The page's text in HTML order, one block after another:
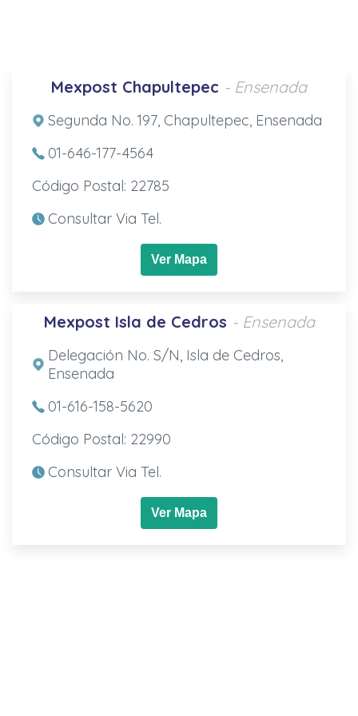
Mexpost Chapultepec - Ensenada
Segunda No. 197, Chapultepec, Ensenada
01-646-177-4564
Código Postal: 22785
Consultar Via Tel.
Ver Mapa
Mexpost Isla de Cedros - Ensenada
Delegación No. S/N, Isla de Cedros,
Ensenada
01-616-158-5620
Código Postal: 22990
Consultar Via Tel.
Ver Mapa